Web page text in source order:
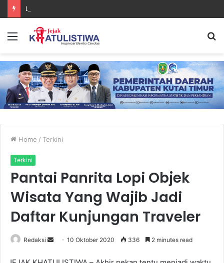
Menu
Home / Terkini
Terkini
Pantai Panrita Lopi Objek
Wisata Yang Wajib Jadi
Daftar Kunjungan Traveler
Redaksi
Send10 Oktober 2020 336 2 minutes read